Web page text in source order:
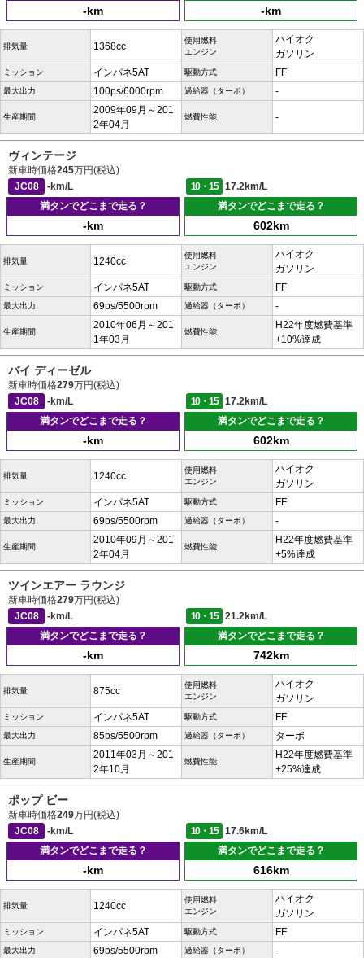
-km -km
排気量 1368cc
使用燃料
エンジン
ハイオク
ガソリン
ミッション インパネ5AT 駆動方式 FF
最大出力 100ps/6000rpm 過給器（ターボ） -
生産期間
2009年09月～201
2年04月
燃費性能 -
ヴィンテージ
新車時価格245万円(税込)
JC08
-km/L 10・15
17.2km/L
満タンでどこまで走る？
-km
満タンでどこまで走る？
602km
排気量 1240cc
使用燃料
エンジン
ハイオク
ガソリン
ミッション インパネ5AT 駆動方式 FF
最大出力 69ps/5500rpm 過給器（ターボ） -
生産期間
2010年06月～201
1年03月
燃費性能
H22年度燃費基準
+10%達成
バイ ディーゼル
新車時価格279万円(税込)
JC08
-km/L 10・15
17.2km/L
満タンでどこまで走る？
-km
満タンでどこまで走る？
602km
排気量 1240cc
使用燃料
エンジン
ハイオク
ガソリン
ミッション インパネ5AT 駆動方式 FF
最大出力 69ps/5500rpm 過給器（ターボ） -
生産期間
2010年09月～201
2年04月
燃費性能
H22年度燃費基準
+5%達成
ツインエアー ラウンジ
新車時価格279万円(税込)
JC08
-km/L 10・15
21.2km/L
満タンでどこまで走る？
-km
満タンでどこまで走る？
742km
排気量 875cc
使用燃料
エンジン
ハイオク
ガソリン
ミッション インパネ5AT 駆動方式 FF
最大出力 85ps/5500rpm 過給器（ターボ） ターボ
生産期間
2011年03月～201
2年10月
燃費性能
H22年度燃費基準
+25%達成
ポップ ビー
新車時価格249万円(税込)
JC08
-km/L 10・15
17.6km/L
満タンでどこまで走る？
-km
満タンでどこまで走る？
616km
排気量 1240cc
使用燃料
エンジン
ハイオク
ガソリン
ミッション インパネ5AT 駆動方式 FF
最大出力 69ps/5500rpm 過給器（ターボ） -